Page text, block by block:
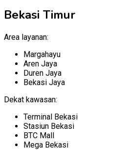
Bekasi Timur
Area layanan:
Margahayu
Aren Jaya
Duren Jaya
Bekasi Jaya
Dekat kawasan:
Terminal Bekasi
Stasiun Bekasi
BTC Mall
Mega Bekasi